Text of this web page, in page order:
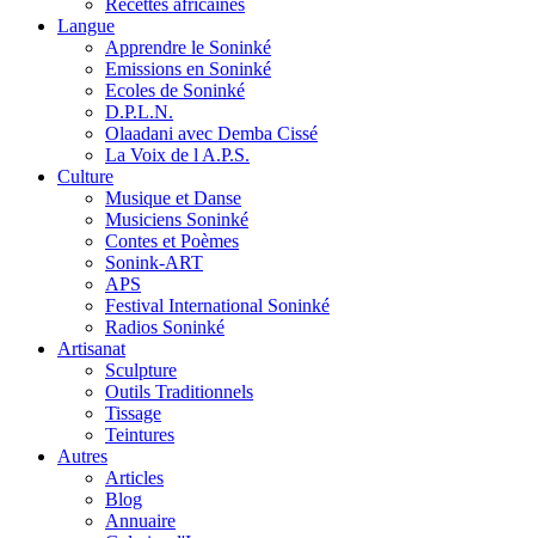
Recettes africaines
Langue
Apprendre le Soninké
Emissions en Soninké
Ecoles de Soninké
D.P.L.N.
Olaadani avec Demba Cissé
La Voix de l A.P.S.
Culture
Musique et Danse
Musiciens Soninké
Contes et Poèmes
Sonink-ART
APS
Festival International Soninké
Radios Soninké
Artisanat
Sculpture
Outils Traditionnels
Tissage
Teintures
Autres
Articles
Blog
Annuaire